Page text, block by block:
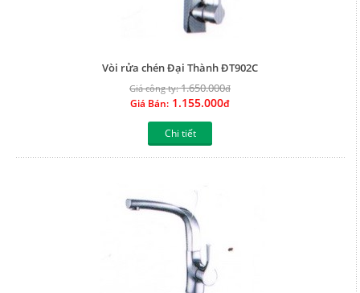
Vòi rửa chén Đại Thành ĐT902C
Giá công ty:1.650.000đ
Giá Bán: 1.155.000đ
Chi tiết